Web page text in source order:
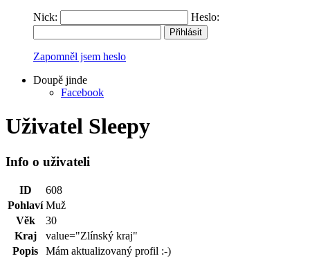
Nick: Heslo:
Zapomněl jsem heslo
Doupě jinde
Facebook
Uživatel Sleepy
Info o uživateli
ID
608
Pohlaví Muž
Věk
30
Kraj
value="Zlínský kraj"
Popis
Mám aktualizovaný profil :-)